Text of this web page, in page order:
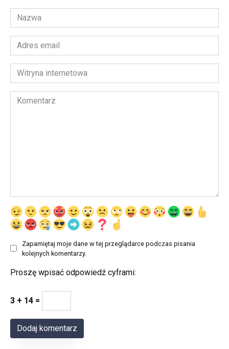
Nazwa
*
Adres
email
*Witryna
internetowa
Komentarz
Zapamiętaj moje dane w tej przeglądarce podczas pisania
kolejnych komentarzy.
Proszę wpisać odpowiedź cyframi:
3 + 14 =